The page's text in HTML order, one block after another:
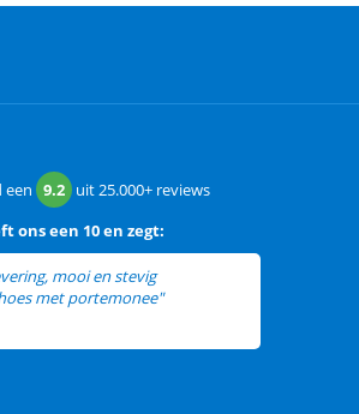
een 9.2 uit25.000+ reviews
ons een 10 en zegt:
mooi en stevig
met portemonee"